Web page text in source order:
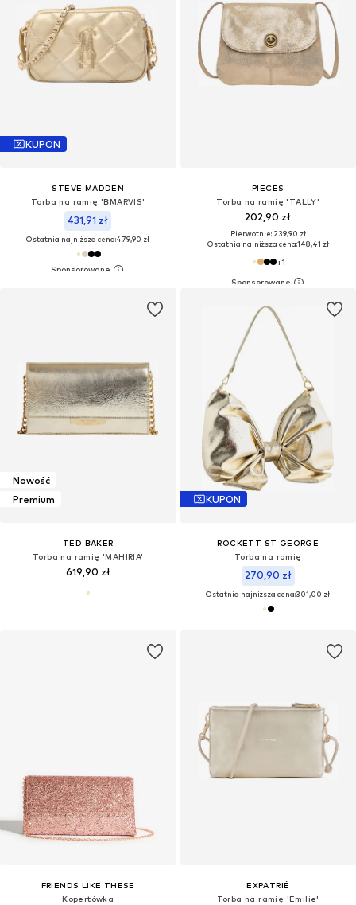
KUPON
STEVE MADDEN
Torba na ramię 'BMARVIS'
431,91 zł
Ostatnia najniższa cena:479,90 zł
PIECES
Torba na ramię 'TALLY'
202,90 zł
Pierwotnie: 239,90 zł
Ostatnia najniższa cena:148,41 zł
+1
Nowość
Premium
TED BAKER
Torba na ramię 'MAHIRIA'
619,90 zł
KUPON
ROCKETT ST GEORGE
Torba na ramię
270,90 zł
Ostatnia najniższa cena:301,00 zł
FRIENDS LIKE THESE
Kopertówka
EXPATRIÉ
Torba na ramię 'Emilie'